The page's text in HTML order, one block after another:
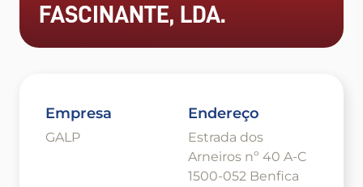
FASCINANTE, LDA.
Empresa
GALP
Endereço
Estrada dos
Arneiros nº 40 A-C
1500-052 Benfica